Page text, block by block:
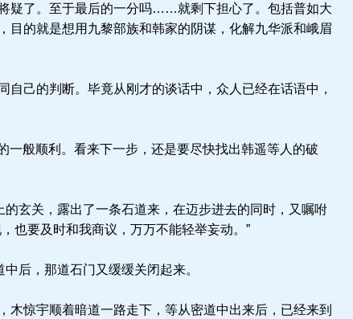
疑了。至于最后的一分吗……就剩下担心了。包括普如大
目的就是想用九黎部族和韩家的阴谋，化解九华派和峨眉
己的判断。毕竟从刚才的谈话中，众人已经在话语中，
一般顺利。看来下一步，还是要尽快找出韩遥等人的破
玄关，露出了一条石道来，在迈步进去的同时，又嘱咐
也要及时和我商议，万万不能轻举妄动。”
后，那道石门又缓缓关闭起来。
惊宇顺着暗道一路走下，等从密道中出来后，已经来到